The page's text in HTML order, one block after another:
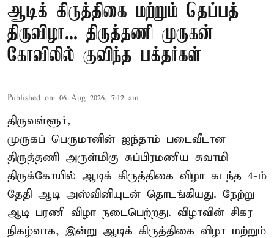
ஆடிக் கிருத்திகை மற்றும் தெப்பத்
திருவிழா... திருத்தணி முருகன்
கோவிலில் குவிந்த பக்தர்கள்
Published on: 06 Aug 2026, 7:12 am
திருவள்ளூர்,
முருகப் பெருமானின் ஐந்தாம் படைவீடான
திருத்தணி அருள்மிகு சுப்பிரமணிய சுவாமி
திருக்கோயில் ஆடிக் கிருத்திகை விழா கடந்த 4-ம்
தேதி ஆடி அஸ்வினியுடன் தொடங்கியது. நேற்று
ஆடி பரணி விழா நடைபெற்றது. விழாவின் சிகர
நிகழ்வாக, இன்று ஆடிக் கிருத்திகை விழா மற்றும்